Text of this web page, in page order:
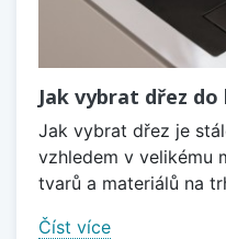
Jak vybrat dřez do
Jak vybrat dřez je
vzhledem v velikému
tvarů a materiálů na
Číst více